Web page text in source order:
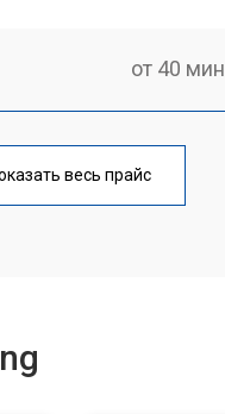
от 40 мин
от 60 мин
весь прайс